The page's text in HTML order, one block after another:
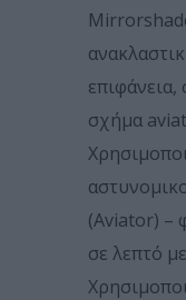
σχήμα
(Aviator) –
σε λεπτό